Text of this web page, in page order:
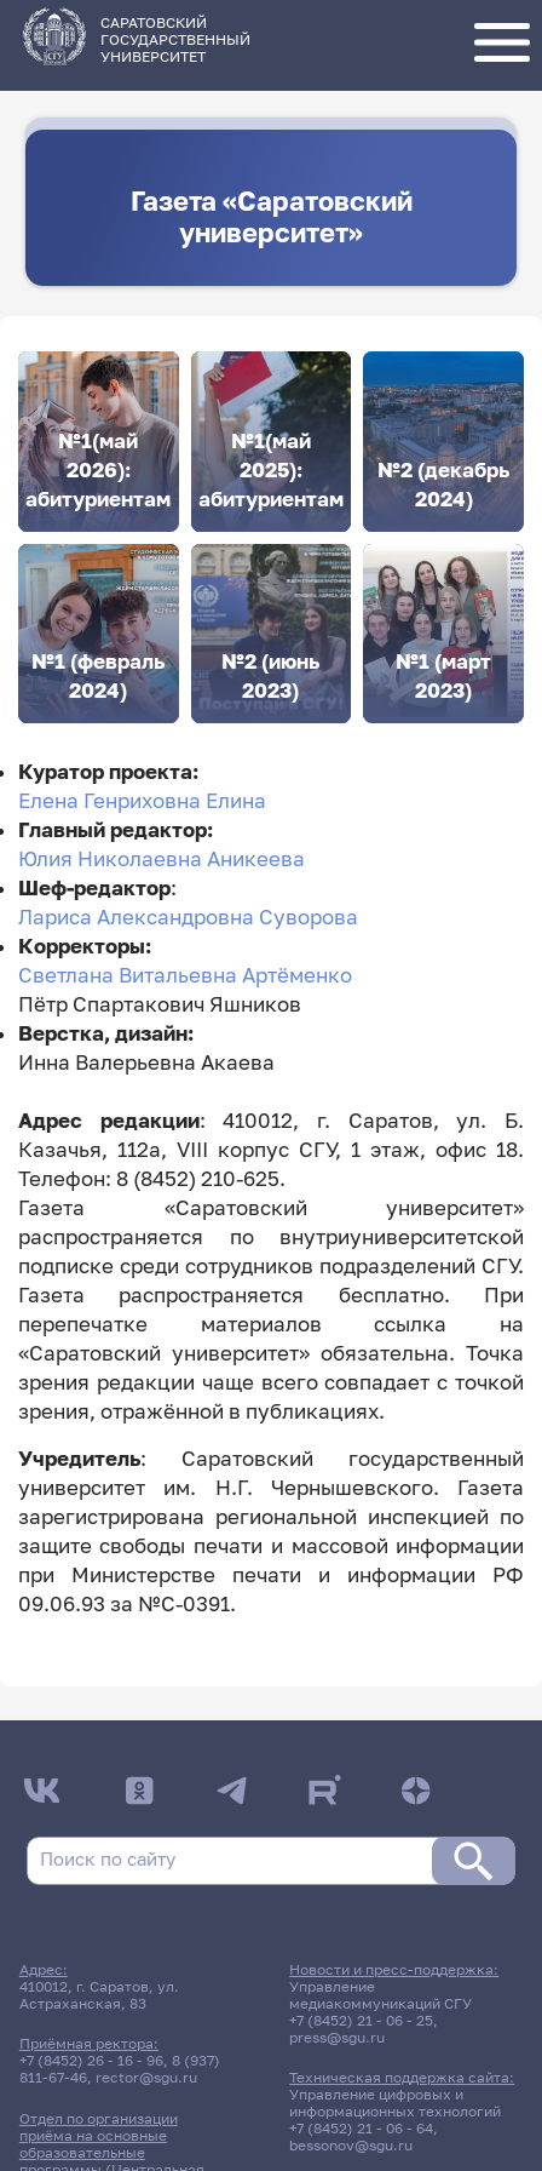
основному
содержанию
САРАТОВСКИЙ
ГОСУДАРСТВЕННЫЙ
УНИВЕРСИТЕТ
Газета «Саратовский
университет»
№1(май
2026):
абитуриентам
№1(май
2025):
абитуриентам
№2 (декабрь
2024)
№1 (февраль
2024)
№2 (июнь
2023)
№1 (март
2023)
Куратор проекта:
Елена Генриховна Елина
Главный редактор:
Юлия Николаевна Аникеева
Шеф-редактор:
Лариса Александровна Суворова
Корректоры:
Светлана Витальевна Артёменко
Пётр Спартакович Яшников
Верстка, дизайн:
Инна Валерьевна Акаева
Адрес редакции: 410012, г. Саратов, ул. Б.
Казачья, 112а, VIII корпус СГУ, 1 этаж, офис 18.
Телефон: 8 (8452) 210-625.
Газета «Саратовский университет»
распространяется по внутриуниверситетской
подписке среди сотрудников подразделений СГУ.
Газета распространяется бесплатно. При
перепечатке материалов ссылка на
«Саратовский университет» обязательна. Точка
зрения редакции чаще всего совпадает с точкой
зрения, отражённой в публикациях.
Учредитель: Саратовский государственный
университет им. Н.Г. Чернышевского. Газета
зарегистрирована региональной инспекцией по
защите свободы печати и массовой информации
при Министерстве печати и информации РФ
09.06.93 за №С-0391.
Адрес:
410012, г. Саратов, ул.
Астраханская, 83
Приёмная ректора:
+7 (8452) 26 - 16 - 96, 8 (937)
811-67-46, rector@sgu.ru
Отдел по организации
приёма на основные
образовательные
Новости и пресс-поддержка:
Управление
медиакоммуникаций СГУ
+7 (8452) 21 - 06 - 25,
press@sgu.ru
Техническая поддержка сайта:
Управление цифровых и
информационных технологий
+7 (8452) 21 - 06 - 64,
bessonov@sgu.ru